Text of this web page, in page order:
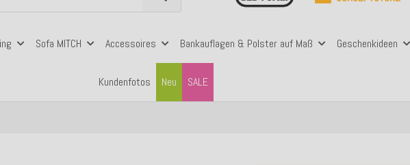
Sofa MITCH Accessoires Bankauflagen & Polster auf Maß Geschenkideen
Kundenfotos SALE
Neu